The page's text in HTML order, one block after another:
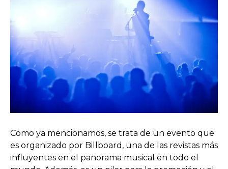
Como ya mencionamos, se trata de un evento que
es organizado por Billboard, una de las revistas más
influyentes en el panorama musical en todo el